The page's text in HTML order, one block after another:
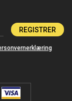
REGISTRER